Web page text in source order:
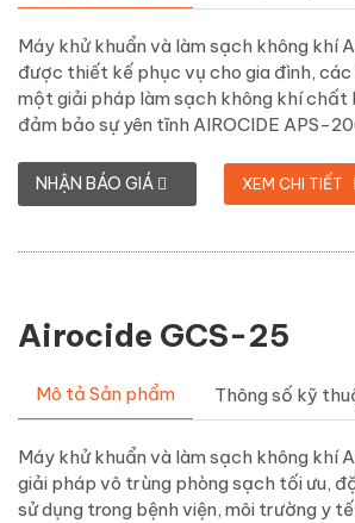
Máy khử khuẩn và làm sạch không khí
được thiết kế phục vụ cho gia đình, các
một giải pháp làm sạch không khí chất
đảm bảo sự yên tĩnh AIROCIDE APS-
NHẬN BÁO GIÁ XEM CHI TIẾT
Airocide GCS-25
Mô tả Sản phẩm Thông số kỹ
Máy khử khuẩn và làm sạch không khí
giải pháp vô trùng phòng sạch tối ưu,
sử dụng trong bệnh viện, môi trường y